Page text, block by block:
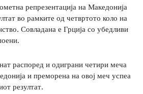
репрезентација на Македонија
во рамките од четвртото коло на
Совладана е Грција со убедливи
распоред и одиграни четири меча
и преморена на овој меч успеа
резултат.